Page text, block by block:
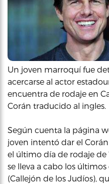
Un joven marroquí fue
acercarse al actor
encuentra de rodaje en
Corán traducido al ingles.
Según cuenta la página
joven intentó dar el
el último día de rodaje de
se lleva a cabo los
(Callejón de los Judíos),